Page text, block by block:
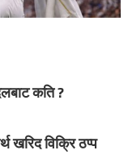
कति ?
खरिद विक्रि ठप्प